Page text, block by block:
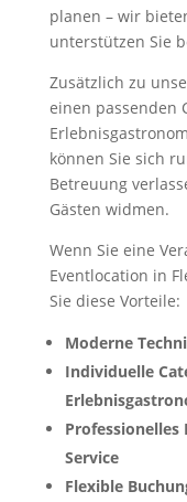
planen – wir
unterstützen Sie
Zusätzlich zu
einen passenden
können Sie sich
Betreuung
Gästen widmen.
Wenn Sie eine
Eventlocation in
Sie diese Vorteile:
Moderne
Individuelle
Service
Flexible